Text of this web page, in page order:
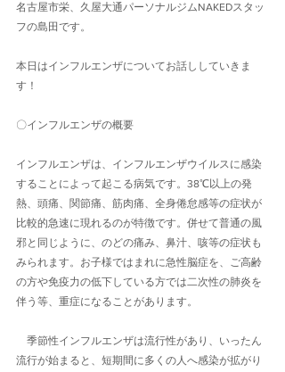
名古屋市栄、久屋大通パーソナルジムNAKEDスタッ
フの島田です。
本日はインフルエンザについてお話ししていきま
す！
〇インフルエンザの概要
インフルエンザは、インフルエンザウイルスに感染
することによって起こる病気です。38℃以上の発
熱、頭痛、関節痛、筋肉痛、全身倦怠感等の症状が
比較的急速に現れるのが特徴です。併せて普通の風
邪と同じように、のどの痛み、鼻汁、咳等の症状も
みられます。お子様ではまれに急性脳症を、ご高齢
の方や免疫力の低下している方では二次性の肺炎を
伴う等、重症になることがあります。
季節性インフルエンザは流行性があり、いったん
流行が始まると、短期間に多くの人へ感染が拡がり